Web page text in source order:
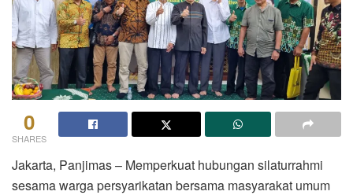
0
SHARES
Jakarta, Panjimas – Memperkuat hubungan silaturrahmi
sesama warga persyarikatan bersama masyarakat umum